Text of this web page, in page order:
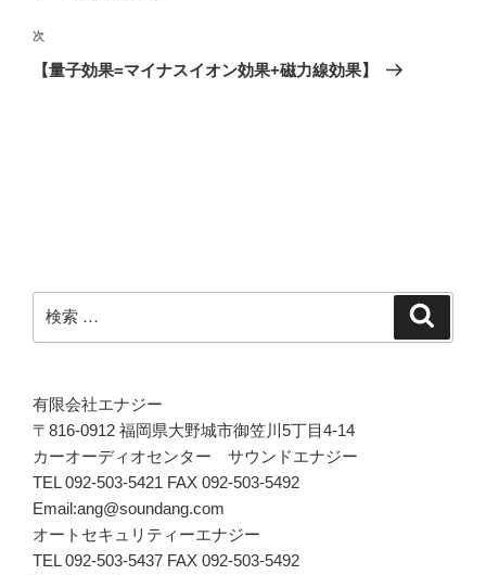
ビ
ゲ
投
稿
次
の
次
【量子効果=マイナスイオン効果+磁力線効果】
検
索:
有限会社エナジー
〒816-0912 福岡県大野城市御笠川5丁目4-14
カーオーディオセンター サウンドエナジー
TEL 092-503-5421 FAX 092-503-5492
Email:ang@soundang.com
オートセキュリティーエナジー
TEL 092-503-5437 FAX 092-503-5492